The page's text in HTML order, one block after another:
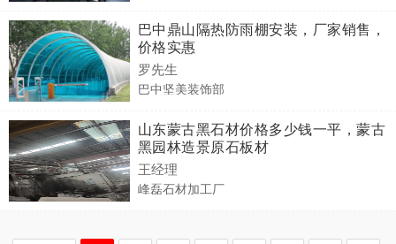
巴中鼎山隔热防雨棚安装，厂家销售，
价格实惠
罗先生
巴中坚美装饰部
山东蒙古黑石材价格多少钱一平，蒙古
黑园林造景原石板材
王经理
峰磊石材加工厂